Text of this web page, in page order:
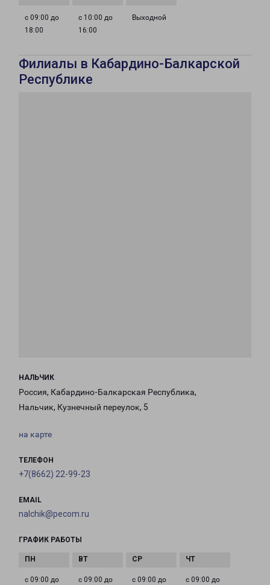
с 09:00 до
18:00
с 10:00 до
16:00
Выходной
Филиалы в Кабардино-Балкарской
Республике
НАЛЬЧИК
Россия, Кабардино-Балкарская Республика,
Нальчик, Кузнечный переулок, 5
на карте
ТЕЛЕФОН
+7(8662) 22-99-23
EMAIL
nalchik@pecom.ru
ГРАФИК РАБОТЫ
с 09:00 до
с 09:00 до
с 09:00 до
с 09:00 до